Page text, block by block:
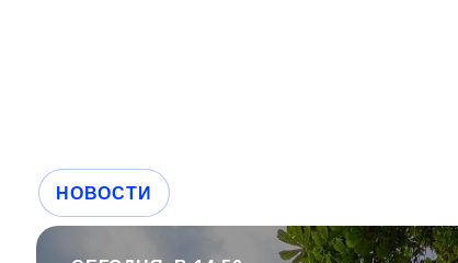
НОВОСТИ